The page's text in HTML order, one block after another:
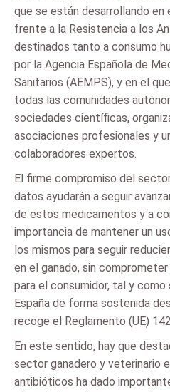
que se están desarrollando en
frente a la Resistencia a los
destinados tanto a consumo
por la Agencia Española de
Sanitarios (AEMPS), y en el
todas las comunidades
sociedades científicas,
asociaciones profesionales y
colaboradores expertos.
El firme compromiso del
datos ayudarán a seguir
de estos medicamentos y a
importancia de mantener un
los mismos para seguir
en el ganado, sin
para el consumidor, tal y como
España de forma sostenida
recoge el Reglamento (UE)
En este sentido, hay que
sector ganadero y veterinario
antibióticos ha dado